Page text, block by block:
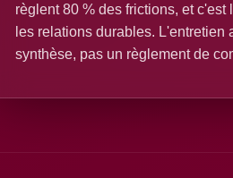
règlent 80 % des frictions, et c'est
les relations durables. L'entretien
synthèse, pas un règlement de